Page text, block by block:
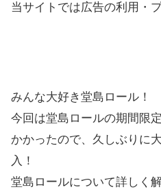
当サイトでは広告の利用・
みんな大好き堂島ロール！
今回は堂島ロールの期間限
かかったので、久しぶりに
入！
堂島ロールについて詳しく